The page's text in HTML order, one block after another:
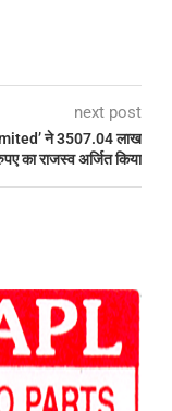
next post
ने 3507.04 लाख
का राजस्व अर्जित किया